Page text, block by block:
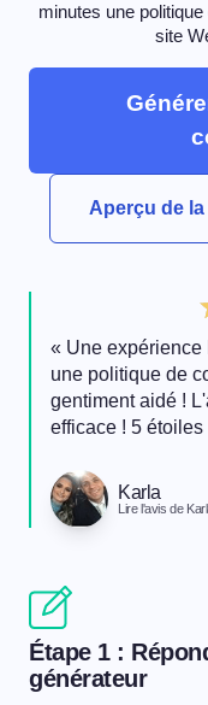
minutes une
site
Aperçu de
« Une expérience
une politique de
gentiment aidé !
efficace ! 5 étoiles
Karla
Lire l'avis de
Étape 1 :
générateur